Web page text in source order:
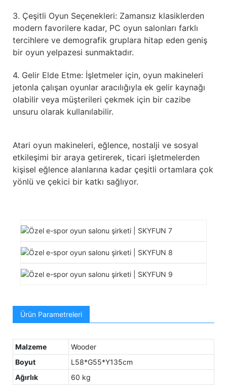
3. Çeşitli Oyun Seçenekleri: Zamansız klasiklerden
modern favorilere kadar, PC oyun salonları farklı
tercihlere ve demografik gruplara hitap eden geniş
bir oyun yelpazesi sunmaktadır.
4. Gelir Elde Etme: İşletmeler için, oyun makineleri
jetonla çalışan oyunlar aracılığıyla ek gelir kaynağı
olabilir veya müşterileri çekmek için bir cazibe
unsuru olarak kullanılabilir.
Atari oyun makineleri, eğlence, nostalji ve sosyal
etkileşimi bir araya getirerek, ticari işletmelerden
kişisel eğlence alanlarına kadar çeşitli ortamlara çok
yönlü ve çekici bir katkı sağlıyor.
Ürün Parametreleri
Malzeme
Wooder
Boyut
L58*G55*Y135cm
Ağırlık
60 kg